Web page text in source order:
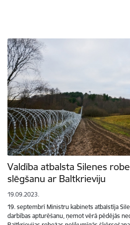
Valdība atbalsta Silenes
slēgšanu ar Baltkrieviju
19.09.2023.
19. septembrī Ministru kabinets atbalstīja
darbības apturēšanu, ņemot vērā pēdējās